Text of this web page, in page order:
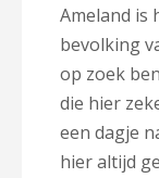
Ameland is
bevolking
op zoek
die hier
een dagje
hier altijd